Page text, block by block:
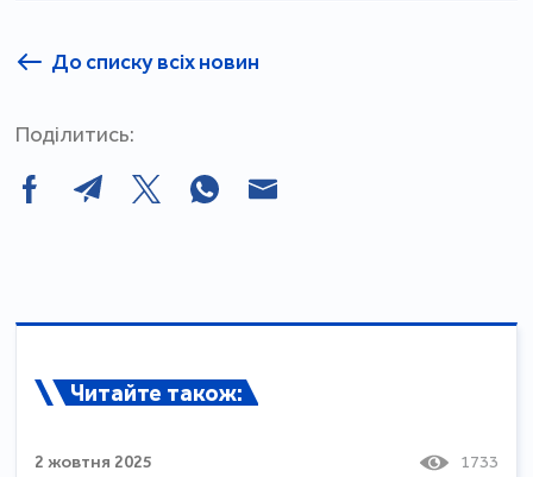
До списку всіх новин
Поділитись:
Читайте також:
2 жовтня 2025 1733